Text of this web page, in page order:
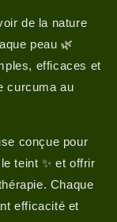
de la nature
peau 🌿
efficaces et
curcuma au
conçue pour
teint ✨ et offrir
Chaque
efficacité et